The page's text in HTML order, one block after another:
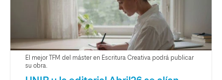
El mejor TFM del máster en Escritura Creativa podrá publicar
su obra.